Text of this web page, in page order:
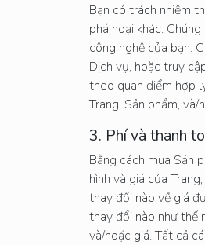
Bạn có trách nhiệm
phá hoại khác.
công nghệ của bạn.
Dịch vụ, hoặc truy
theo quan điểm hợp
Trang, Sản phẩm,
3. Phí và thanh
Bằng cách mua Sản
hình và giá của
thay đổi nào về giá
thay đổi nào như thế
và/hoặc giá. Tất cả